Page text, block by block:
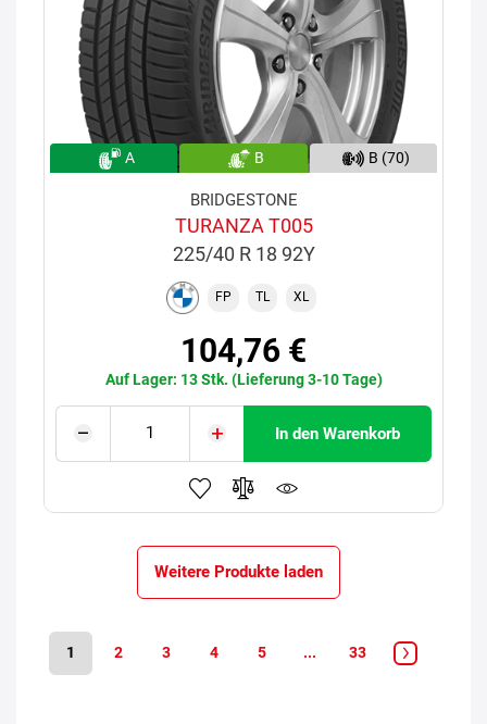
A B B (70)
BRIDGESTONE
TURANZA T005
225/40 R 18 92Y
FP TL XL
104,76 €
Auf Lager: 13 Stk. (Lieferung 3-10 Tage)
In den Warenkorb
Weitere Produkte laden
1 2 3 4 5 ... 33